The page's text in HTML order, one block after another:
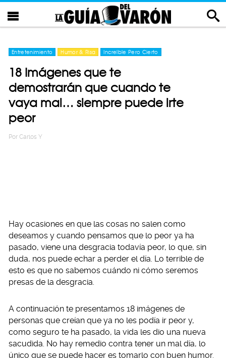
Entretenimiento Humor & Risa Increíble Pero Cierto
18 Imágenes que te
demostrarán que cuando te
vaya mal… siempre puede irte
peor
Por Carlos Y
Hay ocasiones en que las cosas no salen como
deseamos y cuando pensamos que lo peor ya ha
pasado, viene una desgracia todavía peor, lo que, sin
duda, nos puede echar a perder el día. Lo terrible de
esto es que no sabemos cuándo ni cómo seremos
presas de la desgracia.
A continuación te presentamos 18 imágenes de
personas que creían que ya no les podía ir peor y,
como seguro te ha pasado, la vida les dio una nueva
sacudida. No hay remedio contra tener un mal día, lo
único que se puede hacer es tomarlo con buen humor.